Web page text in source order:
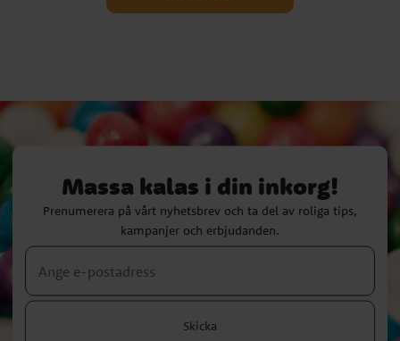
Massa kalas i din inkorg!
Prenumerera på vårt nyhetsbrev och ta del av roliga tips,
kampanjer och erbjudanden.
Skicka